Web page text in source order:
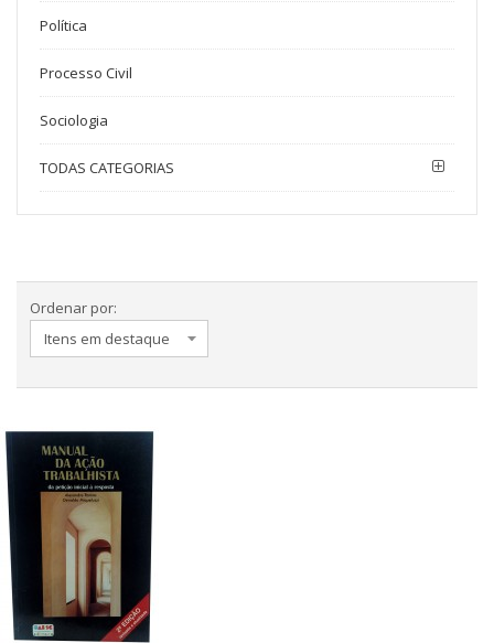
Política
Processo Civil
Sociologia
TODAS CATEGORIAS
Ordenar por: